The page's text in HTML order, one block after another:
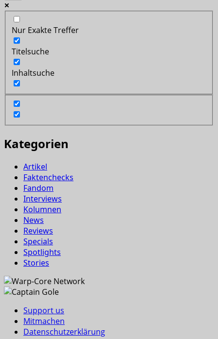
Nur Exakte Treffer
Titelsuche
Inhaltsuche
Kategorien
Artikel
Faktenchecks
Fandom
Interviews
Kolumnen
News
Reviews
Specials
Spotlights
Stories
Support us
Mitmachen
Datenschutzerklärung